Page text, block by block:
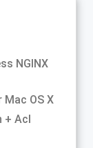
NGINX
OS X
+ Acl